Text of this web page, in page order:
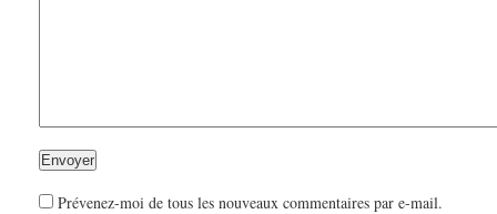
Prévenez-moi de tous les nouveaux commentaires par e-mail.